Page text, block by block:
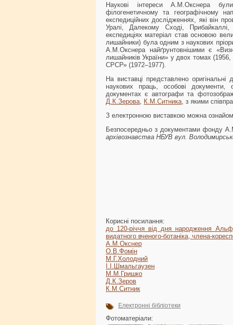
Наукові інтереси А.М.Окснера
філогенетичному та географічному
експедиційних дослідженнях, які він
Уралі, Далекому Сході,
експедиціях матеріал став основою
лишайники) була одним з наукових
А.М.Окснера найґрунтовнішими є
лишайників України» у двох томах
СРСР» (1972–1977).
На виставці представлено
наукових праць, особові
документах є автографи та
Д.К.Зерова
К.М.Ситника , з якими
З електронною виставкою можна
Безпосередньо з документами фонду
архівознавства НБУВ вул.
Корисні посилання:
до 120-річчя від дня народження
видатного вченого-ботаніка, члена-
А.М.Окснер
О.В.Фомін
М.Г.Холодний
І.І.Шмальгаузен
М.М.Гришко
Д.К.Зеров
К.М.Ситник
Електронні бібліотеки
Фотоматеріали: